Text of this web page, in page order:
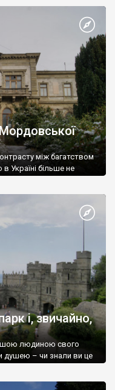
між багатством
Україні більше не
і, звичайно,
людиною свого
душею – чи знали ви це